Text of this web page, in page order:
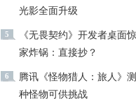
光影全面升级
5
《无畏契约》开发者桌面
家炸锅：直接抄？
6
腾讯《怪物猎人：旅人》
种怪物可供挑战